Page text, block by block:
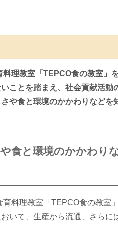
理教室「TEPCO食の教室」
ことを踏まえ、社会貢献活動
や食と環境のかかわりなどを
食と環境のかかわり
料理教室「TEPCO食の教室
いて、生産から流通、さらに